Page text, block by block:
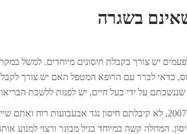
בשגרה
יש צורך בקבלת חיסונים מיוחדים. למשל
על ידי בעל חיים, יש לפנות ללשכת
אם נולדתם אחרי 2007, לא קיבלתם חיסון נגד
המחלה קשה במיוחד בגיל מבוגר ורצוי למנוע